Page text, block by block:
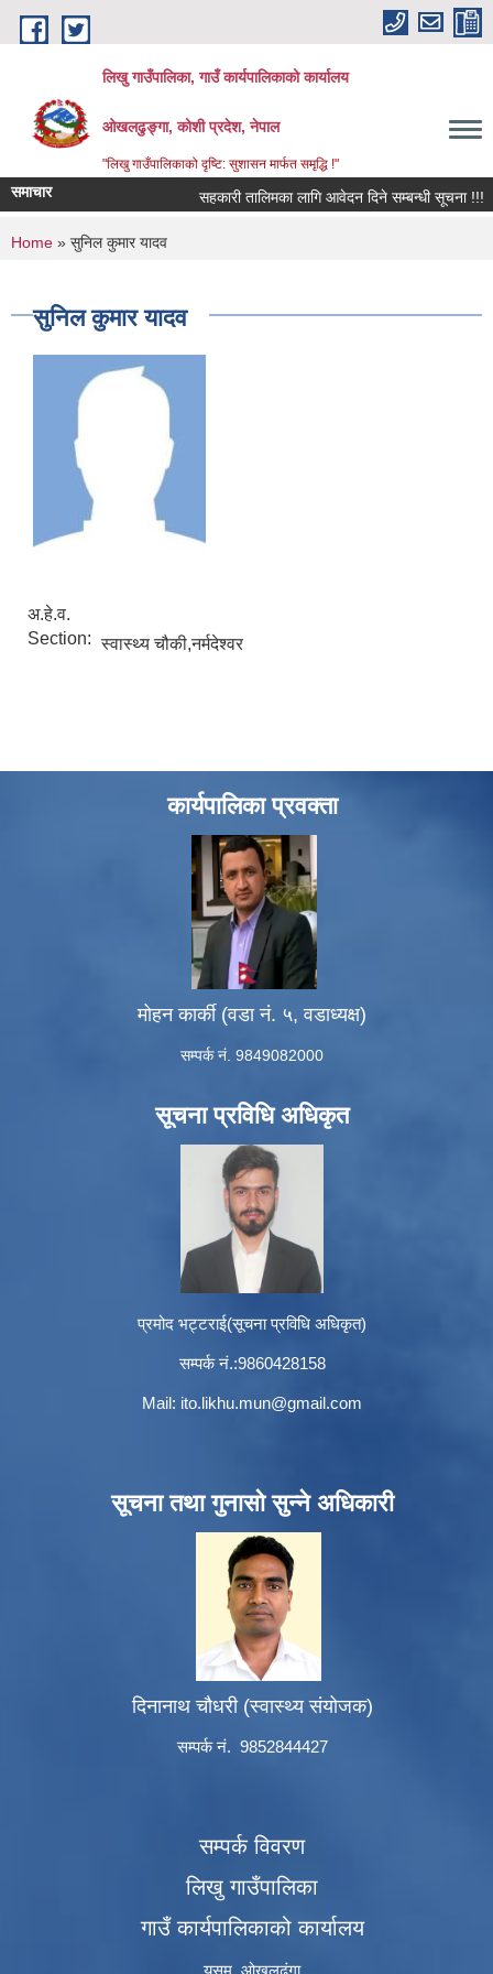
Skip to main content
लिखु गाउँपालिका, गाउँ कार्यपालिकाको कार्यालय
ओखलढुङ्गा, कोशी प्रदेश, नेपाल
"लिखु गाउँपालिकाको दृष्टि: सुशासन मार्फत समृद्धि !"
समाचार सहकारी तालिमका लागि आवेदन दिने सम्बन्धी सूचना !!!
You are here
Home » सुनिल कुमार यादव
सुनिल कुमार यादव
अ.हे.व.
Section: स्वास्थ्य चौकी,नर्मदेश्वर
कार्यपालिका प्रवक्ता
मोहन कार्की (वडा नं. ५, वडाध्यक्ष)
सम्पर्क नं. 9849082000
सूचना प्रविधि अधिकृत
प्रमोद भट्टराई(सूचना प्रविधि अधिकृत)
सम्पर्क नं.:9860428158
Mail: ito.likhu.mun@gmail.com
सूचना तथा गुनासो सुन्ने अधिकारी
दिनानाथ चौधरी (स्वास्थ्य संयोजक)
सम्पर्क नं. 9852844427
सम्पर्क विवरण
लिखु गाउँपालिका
गाउँ कार्यपालिकाको कार्यालय